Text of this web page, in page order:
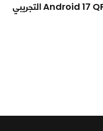
جوجل تطرح تحديث Android 17 QPR 2 Beta 2 التجريبي